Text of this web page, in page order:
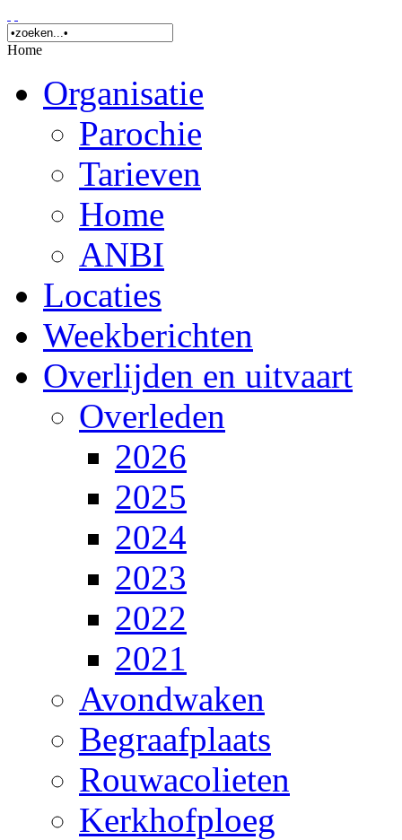
Home
Organisatie
Parochie
Tarieven
Home
ANBI
Locaties
Weekberichten
Overlijden en uitvaart
Overleden
2026
2025
2024
2023
2022
2021
Avondwaken
Begraafplaats
Rouwacolieten
Kerkhofploeg